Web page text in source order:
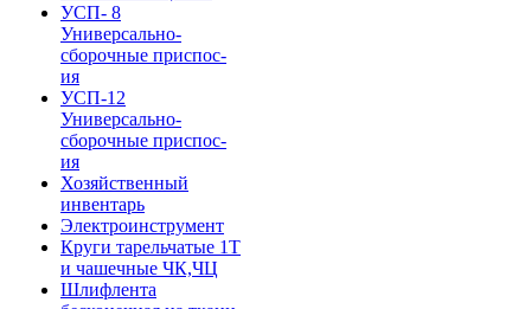
УСП- 8
Универсально-
сборочные приспос-
ия
УСП-12
Универсально-
сборочные приспос-
ия
Хозяйственный
инвентарь
Электроинструмент
Круги тарельчатые 1Т
и чашечные ЧК,ЧЦ
Шлифлента